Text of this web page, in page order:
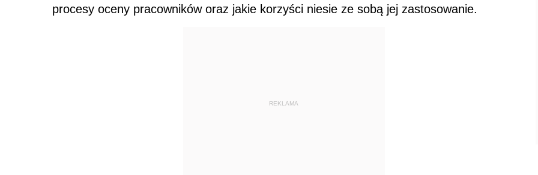
procesy oceny pracowników oraz jakie korzyści niesie ze sobą jej zastosowanie.
REKLAMA